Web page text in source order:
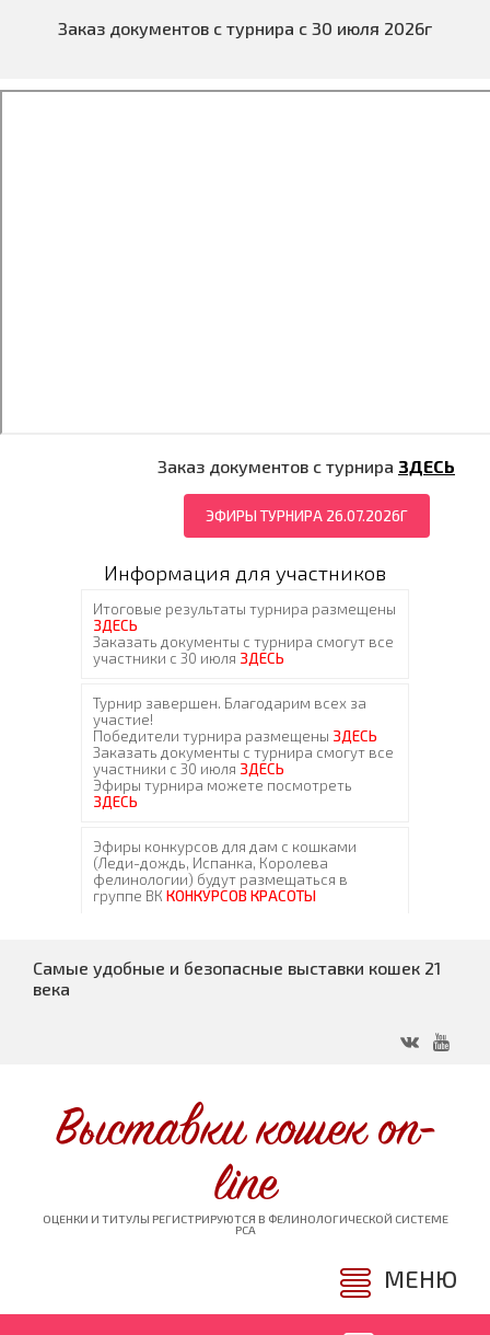
Заказ документов с турнира с 30 июля 2026г
Заказ документов с турнира ЗДЕСЬ
ЭФИРЫ ТУРНИРА 26.07.2026Г
Информация для участников
Самые удобные и безопасные выставки кошек 21
века
Выставки кошек on-
line
ОЦЕНКИ И ТИТУЛЫ РЕГИСТРИРУЮТСЯ В ФЕЛИНОЛОГИЧЕСКОЙ СИСТЕМЕ
PCA
МЕНЮ